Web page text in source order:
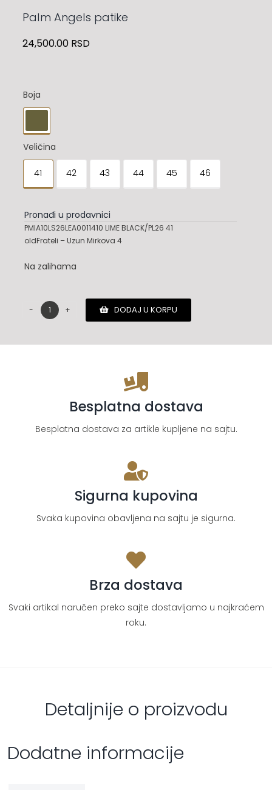
Palm Angels patike
24,500.00 RSD
Boja
Veličina
41 42 43 44 45 46
Pronađi u prodavnici
PMIA10LS26LEA0011410 LIME BLACK/PL26 41
oldFrateli – Uzun Mirkova 4
Na zalihama
Palm
DODAJ U KORPU
Besplatna dostava
Besplatna dostava za artikle kupljene na sajtu.
Sigurna kupovina
Svaka kupovina obavljena na sajtu je sigurna.
Brza dostava
Svaki artikal naručen preko sajte dostavljamo u najkraćem
roku.
Detaljnije o proizvodu
Dodatne informacije